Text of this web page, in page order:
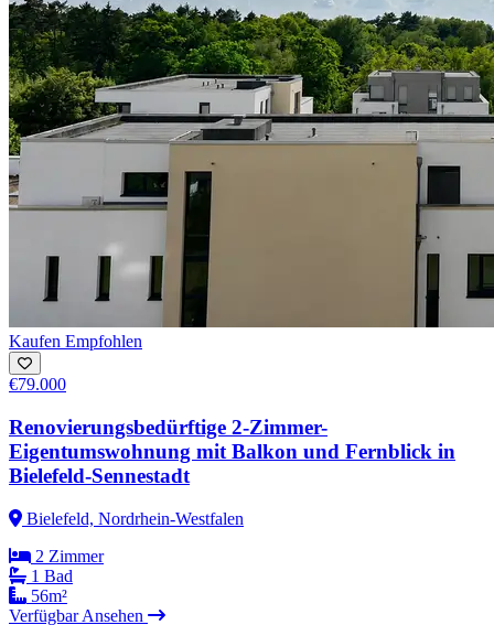
Kaufen Empfohlen
€79.000
Renovierungsbedürftige 2-Zimmer-
Eigentumswohnung mit Balkon und Fernblick in
Bielefeld-Sennestadt
Bielefeld, Nordrhein-Westfalen
2 Zimmer
1 Bad
56m²
VerfügbarAnsehen